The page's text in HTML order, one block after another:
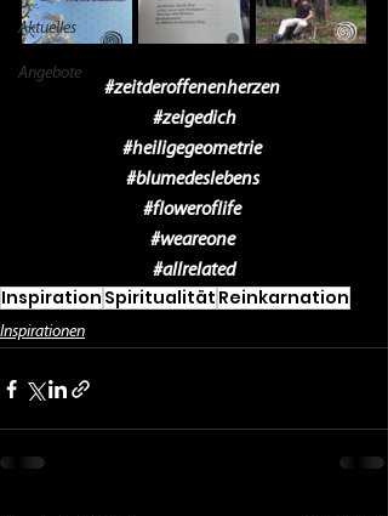
Aktuelles
Angebote
#zeitderoffenenherzen
#zeigedich
#heiligegeometrie
#blumedeslebens
#floweroflife
#weareone
#allrelated
Inspiration Spiritualität Reinkarnation
Inspirationen